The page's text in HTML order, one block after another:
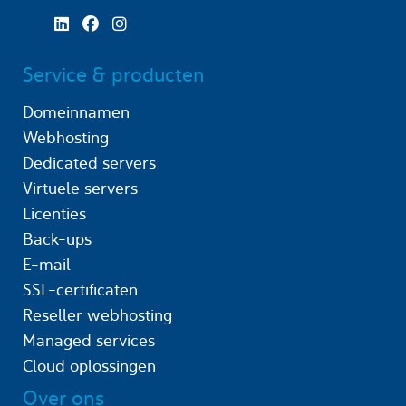
Service & producten
Domeinnamen
Webhosting
Dedicated servers
Virtuele servers
Licenties
Back-ups
E-mail
SSL-certificaten
Reseller webhosting
Managed services
Cloud oplossingen
Over ons